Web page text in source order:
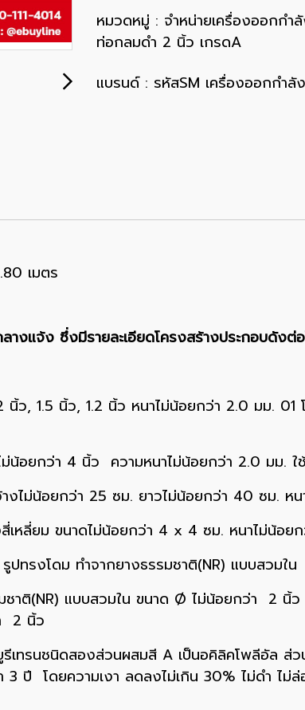
หมวดหมู่ : จำหน่ายเครื่องออกกำ
ท่อกลมดำ 2 นิ้ว เกรดA
แบรนด์ : รหัสSM เครื่องออกกำลั
เมตร
งแจ้ง ซึ่งมีรายละเอียดโครงสร้างประกอบดังต่
ว, 1.5 นิ้ว, 1.2 นิ้ว หนาไม่น้อยกว่า 2.0 มม.
อยกว่า 4 นิ้ว ความหนาไม่น้อยกว่า 2.0 มม. ใ
ไม่น้อยกว่า 25 ซม. ยาวไม่น้อยกว่า 40 ซม. หน
เหลี่ยม ขนาดไม่น้อยกว่า 4 x 4 ซม. หนาไม่น้อย
รูปทรงโดม ทำจากยางธรรมชาติ(NR) แบบสว
ชาติ(NR) แบบสวมใน ขนาด Ø ไม่น้อยกว่า 2 นิ้
2 นิ้ว
ทรนชนิดสองส่วนผสมสี A เป็นอคิลิคโพลีอัล ส่ว
ปี โดยความเงา ลดลงไม่เกิน 30% ไม่ดำ ไม่ล่